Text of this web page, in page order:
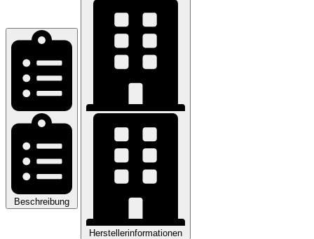
Beschreibung
Herstellerinformationen